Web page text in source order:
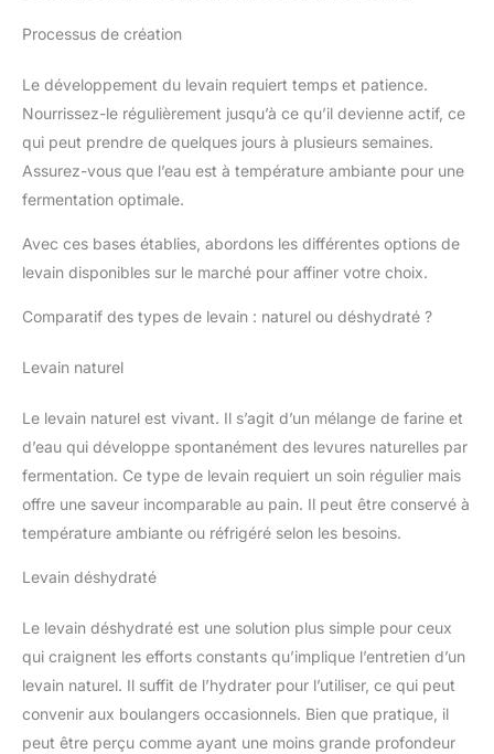
Processus de création
Le développement du levain requiert temps et patience.
Nourrissez-le régulièrement jusqu’à ce qu’il devienne actif, ce
qui peut prendre de quelques jours à plusieurs semaines.
Assurez-vous que l’eau est à température ambiante pour une
fermentation optimale.
Avec ces bases établies, abordons les différentes options de
levain disponibles sur le marché pour affiner votre choix.
Comparatif des types de levain : naturel ou déshydraté ?
Levain naturel
Le levain naturel est vivant. Il s’agit d’un mélange de farine et
d’eau qui développe spontanément des levures naturelles par
fermentation. Ce type de levain requiert un soin régulier mais
offre une saveur incomparable au pain. Il peut être conservé à
température ambiante ou réfrigéré selon les besoins.
Levain déshydraté
Le levain déshydraté est une solution plus simple pour ceux
qui craignent les efforts constants qu’implique l’entretien d’un
levain naturel. Il suffit de l’hydrater pour l’utiliser, ce qui peut
convenir aux boulangers occasionnels. Bien que pratique, il
peut être perçu comme ayant une moins grande profondeur